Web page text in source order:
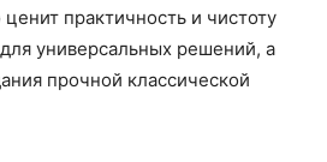
практичность и чистоту
универсальных решений, а
прочной классической